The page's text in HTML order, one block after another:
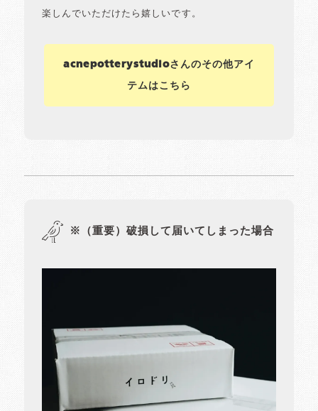
楽しんでいただけたら嬉しいです。
acnepotterystudioさんのその他アイ
テムはこちら
※（重要）破損して届いてしまった場合